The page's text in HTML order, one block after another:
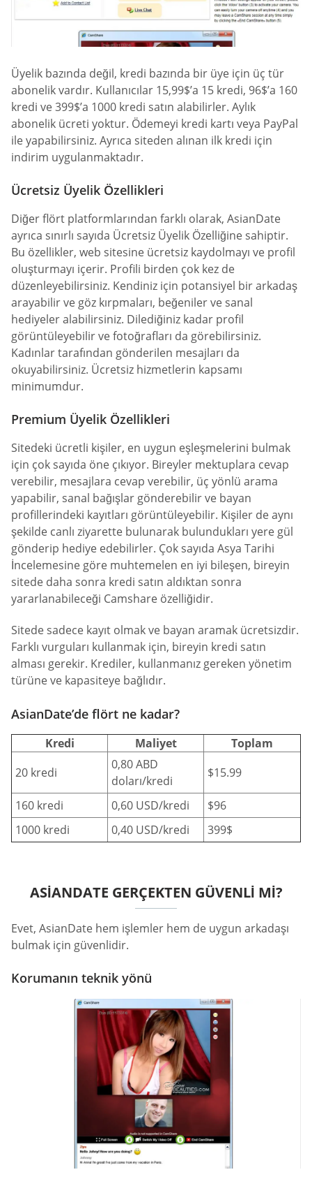
Üyelik bazında değil, kredi bazında bir üye için üç tür
abonelik vardır. Kullanıcılar 15,99$’a 15 kredi, 96$’a 160
kredi ve 399$’a 1000 kredi satın alabilirler. Aylık
abonelik ücreti yoktur. Ödemeyi kredi kartı veya PayPal
ile yapabilirsiniz. Ayrıca siteden alınan ilk kredi için
indirim uygulanmaktadır.
Ücretsiz Üyelik Özellikleri
Diğer flört platformlarından farklı olarak, AsianDate
ayrıca sınırlı sayıda Ücretsiz Üyelik Özelliğine sahiptir.
Bu özellikler, web sitesine ücretsiz kaydolmayı ve profil
oluşturmayı içerir. Profili birden çok kez de
düzenleyebilirsiniz. Kendiniz için potansiyel bir arkadaş
arayabilir ve göz kırpmaları, beğeniler ve sanal
hediyeler alabilirsiniz. Dilediğiniz kadar profil
görüntüleyebilir ve fotoğrafları da görebilirsiniz.
Kadınlar tarafından gönderilen mesajları da
okuyabilirsiniz. Ücretsiz hizmetlerin kapsamı
minimumdur.
Premium Üyelik Özellikleri
Sitedeki ücretli kişiler, en uygun eşleşmelerini bulmak
için çok sayıda öne çıkıyor. Bireyler mektuplara cevap
verebilir, mesajlara cevap verebilir, üç yönlü arama
yapabilir, sanal bağışlar gönderebilir ve bayan
profillerindeki kayıtları görüntüleyebilir. Kişiler de aynı
şekilde canlı ziyarette bulunarak bulundukları yere gül
gönderip hediye edebilirler. Çok sayıda Asya Tarihi
İncelemesine göre muhtemelen en iyi bileşen, bireyin
sitede daha sonra kredi satın aldıktan sonra
yararlanabileceği Camshare özelliğidir.
Sitede sadece kayıt olmak ve bayan aramak ücretsizdir.
Farklı vurguları kullanmak için, bireyin kredi satın
alması gerekir. Krediler, kullanmanız gereken yönetim
türüne ve kapasiteye bağlıdır.
AsianDate’de flört ne kadar?
Kredi Maliyet
Toplam
20 kredi
0,80 ABD
doları/kredi
$15.99
160 kredi 0,60 USD/kredi
$96
1000 kredi
0,40 USD/kredi 399$
ASIANDATE GERÇEKTEN GÜVENLI MI?
Evet, AsianDate hem işlemler hem de uygun arkadaşı
bulmak için güvenlidir.
Korumanın teknik yönü